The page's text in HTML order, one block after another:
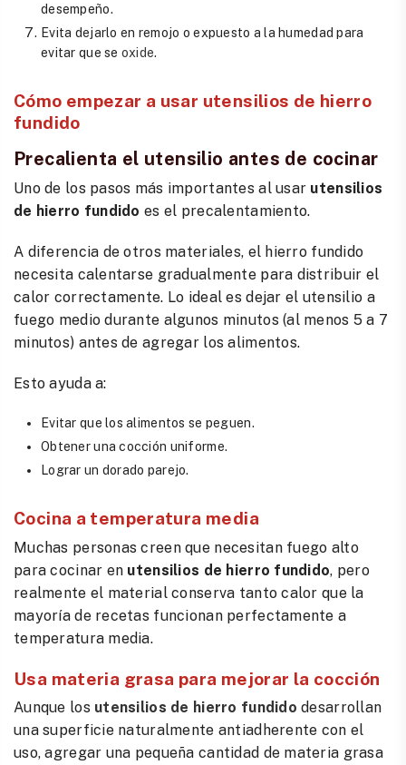
desempeño.
Evita dejarlo en remojo o expuesto a la humedad para
evitar que se oxide.
Cómo empezar a usar utensilios de hierro
fundido
Precalienta el utensilio antes de cocinar
Uno de los pasos más importantes al usar utensilios
de hierro fundido es el precalentamiento.
A diferencia de otros materiales, el hierro fundido
necesita calentarse gradualmente para distribuir el
calor correctamente. Lo ideal es dejar el utensilio a
fuego medio durante algunos minutos (al menos 5 a 7
minutos) antes de agregar los alimentos.
Esto ayuda a:
Evitar que los alimentos se peguen.
Obtener una cocción uniforme.
Lograr un dorado parejo.
Cocina a temperatura media
Muchas personas creen que necesitan fuego alto
para cocinar en utensilios de hierro fundido, pero
realmente el material conserva tanto calor que la
mayoría de recetas funcionan perfectamente a
temperatura media.
Usa materia grasa para mejorar la cocción
Aunque los utensilios de hierro fundido desarrollan
una superficie naturalmente antiadherente con el
uso, agregar una pequeña cantidad de materia grasa